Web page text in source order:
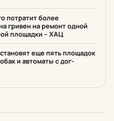
потратит более
гривен на ремонт одной
площадки – ХАЦ
еще пять площадок
и автоматы с дог-